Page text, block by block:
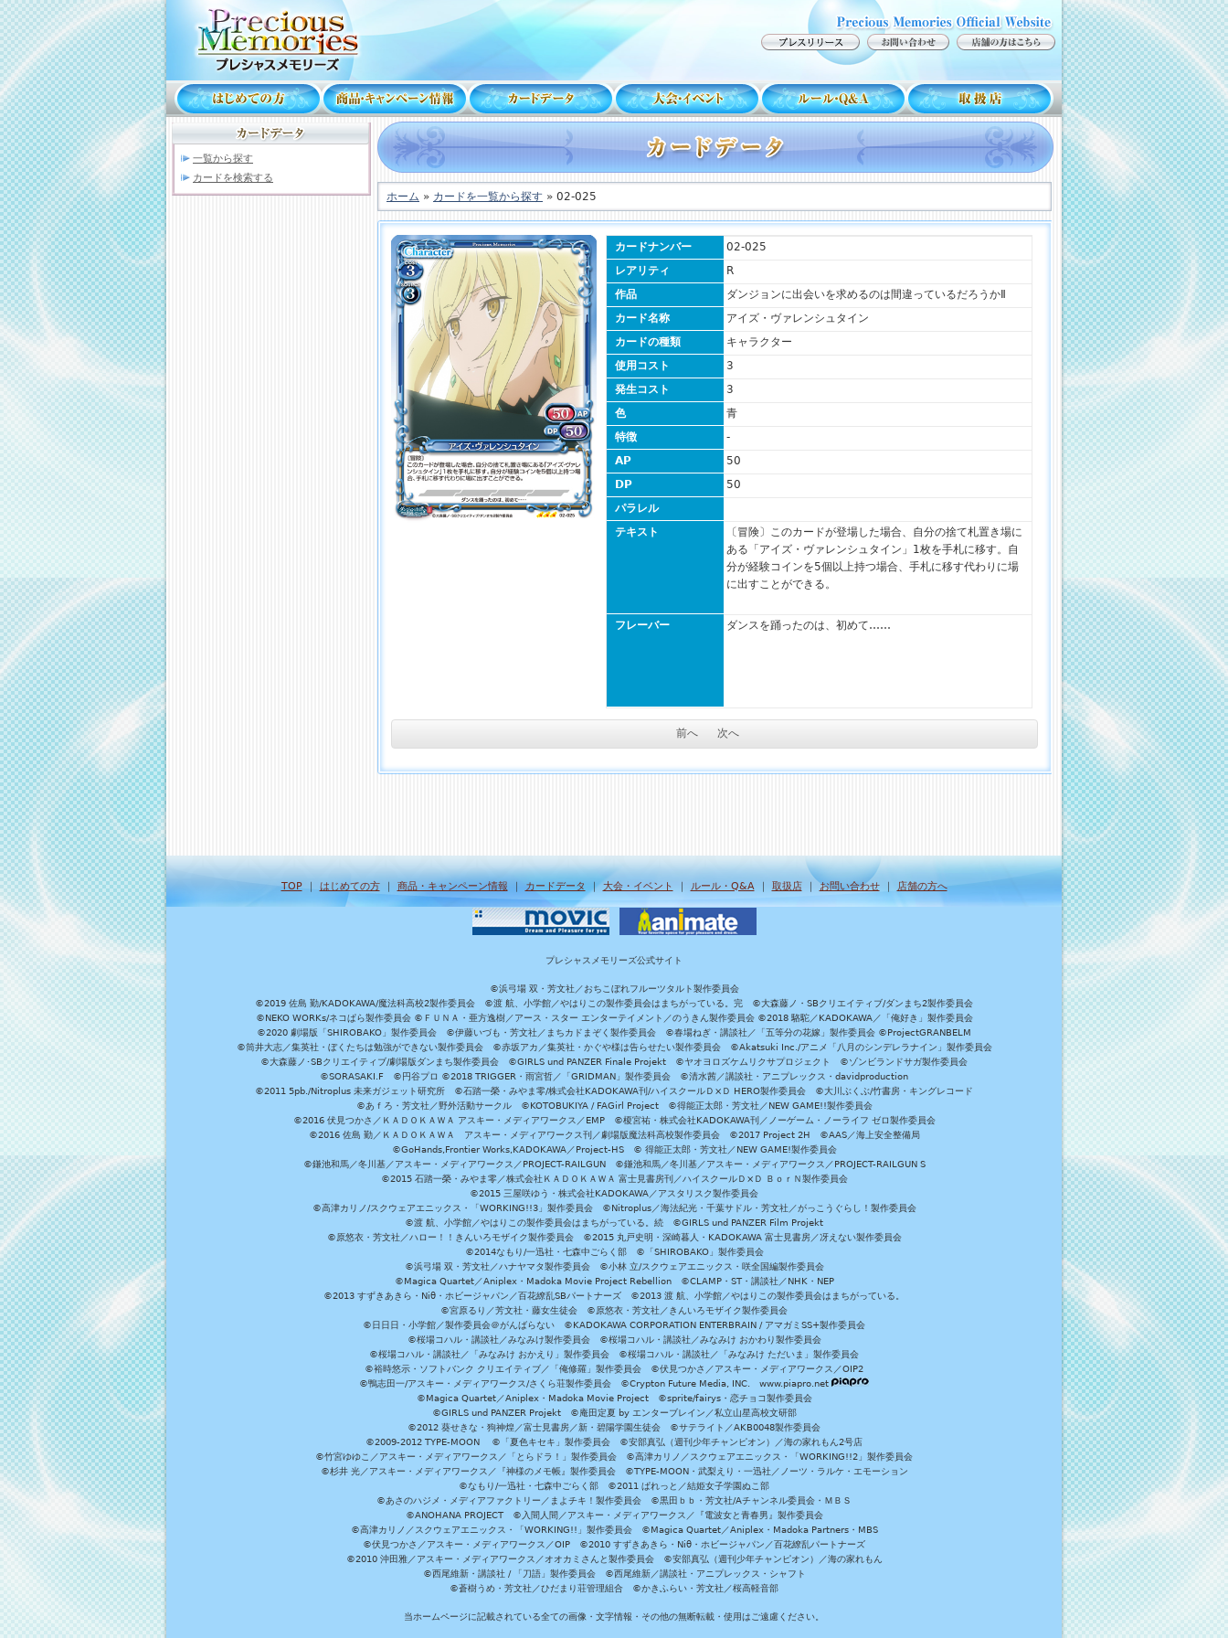
一覧から探す
カードを検索する
ホーム » カードを一覧から探す » 02-025
カードナンバー
02-025
レアリティ
R
作品
ダンジョンに出会いを求めるのは間違っているだろうかⅡ
カード名称
アイズ・ヴァレンシュタイン
カードの種類
キャラクター
使用コスト
3
発生コスト
3
色
青
特徴
-
AP
50
DP
50
パラレル
テキスト
〔冒険〕このカードが登場した場合、自分の捨て札置き場に
ある「アイズ・ヴァレンシュタイン」1枚を手札に移す。自
分が経験コインを5個以上持つ場合、手札に移す代わりに場
に出すことができる。
フレーバー ダンスを踊ったのは、初めて……
前へ 次へ
TOP｜ はじめての方｜ 商品・キャンペーン情報 ｜ カードデータ ｜大会・イベント ｜ ルール・Q&A｜ 取扱店｜お問い合わせ｜ 店舗の方へ
プレシャスメモリーズ公式サイト
©浜弓場 双・芳文社／おちこぼれフルーツタルト製作委員会
©2019 佐島 勤/KADOKAWA/魔法科高校2製作委員会 ©渡 航、小学館／やはりこの製作委員会はまちがっている。完 ©大森藤ノ・SBクリエイティブ/ダンまち2製作委員会
©NEKO WORKs/ネコぱら製作委員会 ©ＦＵＮＡ・亜方逸樹／アース・スター エンターテイメント／のうきん製作委員会 ©2018 駱駝／KADOKAWA／「俺好き」製作委員会
©2020 劇場版「SHIROBAKO」製作委員会 ©伊藤いづも・芳文社／まちカドまぞく製作委員会 ©春場ねぎ・講談社／「五等分の花嫁」製作委員会 ©ProjectGRANBELM
©筒井大志／集英社・ぼくたちは勉強ができない製作委員会 ©赤坂アカ／集英社・かぐや様は告らせたい製作委員会 ©Akatsuki Inc./アニメ「八月のシンデレラナイン」製作委員会
©大森藤ノ･SBクリエイティブ/劇場版ダンまち製作委員会 ©GIRLS und PANZER Finale Projekt ©ヤオヨロズケムリクサプロジェクト ©ゾンビランドサガ製作委員会
©SORASAKI.F ©円谷プロ ©2018 TRIGGER・雨宮哲／「GRIDMAN」製作委員会 ©清水茜／講談社・アニプレックス・davidproduction
©2011 5pb./Nitroplus 未来ガジェット研究所 ©石踏一榮・みやま零/株式会社KADOKAWA刊/ハイスクールＤ×Ｄ HERO製作委員会 ©大川ぶくぶ/竹書房・キングレコード
©あｆろ・芳文社／野外活動サークル ©KOTOBUKIYA / FAGirl Project ©得能正太郎・芳文社／NEW GAME!!製作委員会
©2016 伏見つかさ／ＫＡＤＯＫＡＷＡ アスキー・メディアワークス／EMP ©榎宮祐・株式会社KADOKAWA刊／ノーゲーム・ノーライフ ゼロ製作委員会
©2016 佐島 勤／ＫＡＤＯＫＡＷＡ アスキー・メディアワークス刊／劇場版魔法科高校製作委員会 ©2017 Project 2H ©AAS／海上安全整備局
©GoHands,Frontier Works,KADOKAWA／Project-HS © 得能正太郎・芳文社／NEW GAME!製作委員会
©鎌池和馬／冬川基／アスキー・メディアワークス／PROJECT-RAILGUN ©鎌池和馬／冬川基／アスキー・メディアワークス／PROJECT-RAILGUN S
©2015 石踏一榮・みやま零／株式会社ＫＡＤＯＫＡＷＡ 富士見書房刊／ハイスクールＤ×Ｄ ＢｏｒＮ製作委員会
©2015 三屋咲ゆう・株式会社KADOKAWA／アスタリスク製作委員会
©高津カリノ/スクウェアエニックス・「WORKING!!3」製作委員会 ©Nitroplus／海法紀光・千葉サドル・芳文社／がっこうぐらし！製作委員会
©渡 航、小学館／やはりこの製作委員会はまちがっている。続 ©GIRLS und PANZER Film Projekt
©原悠衣・芳文社／ハロー！！きんいろモザイク製作委員会 ©2015 丸戸史明・深崎暮人・KADOKAWA 富士見書房／冴えない製作委員会
©2014なもり/一迅社・七森中ごらく部 ©「SHIROBAKO」製作委員会
©浜弓場 双・芳文社／ハナヤマタ製作委員会 ©小林 立/スクウェアエニックス・咲全国編製作委員会
©Magica Quartet／Aniplex・Madoka Movie Project Rebellion ©CLAMP・ST・講談社／NHK・NEP
©2013 すずきあきら・Niθ・ホビージャパン／百花繚乱SBパートナーズ ©2013 渡 航、小学館／やはりこの製作委員会はまちがっている。
©宮原るり／芳文社・藤女生徒会 ©原悠衣・芳文社／きんいろモザイク製作委員会
©日日日・小学館／製作委員会＠がんばらない ©KADOKAWA CORPORATION ENTERBRAIN / アマガミSS+製作委員会
©桜場コハル・講談社／みなみけ製作委員会 ©桜場コハル・講談社／みなみけ おかわり製作委員会
©桜場コハル・講談社／「みなみけ おかえり」製作委員会 ©桜場コハル・講談社／「みなみけ ただいま」製作委員会
©裕時悠示・ソフトバンク クリエイティブ／「俺修羅」製作委員会 ©伏見つかさ／アスキー・メディアワークス／OIP2
©鴨志田一/アスキー・メディアワークス/さくら荘製作委員会 ©Crypton Future Media, INC. www.piapro.net
©Magica Quartet／Aniplex・Madoka Movie Project ©sprite/fairys・恋チョコ製作委員会
©GIRLS und PANZER Projekt ©庵田定夏 by エンターブレイン／私立山星高校文研部
©2012 葵せきな・狗神煌／富士見書房／新・碧陽学園生徒会 ©サテライト／AKB0048製作委員会
©2009-2012 TYPE-MOON ©「夏色キセキ」製作委員会 ©安部真弘（週刊少年チャンピオン）／海の家れもん2号店
©竹宮ゆゆこ／アスキー・メディアワークス／「とらドラ！」製作委員会 ©高津カリノ／スクウェアエニックス・「WORKING!!2」製作委員会
©杉井 光／アスキー・メディアワークス／『神様のメモ帳』製作委員会 ©TYPE-MOON・武梨えり・一迅社／ノーツ・ラルケ・エモーション
©なもり/一迅社・七森中ごらく部 ©2011 ぱれっと／結姫女子学園ぬこ部
©あさのハジメ・メディアファクトリー／まよチキ！製作委員会 ©黒田ｂｂ・芳文社/Aチャンネル委員会・ＭＢＳ
©ANOHANA PROJECT ©入間人間／アスキー・メディアワークス／『電波女と青春男』製作委員会
©高津カリノ／スクウェアエニックス・「WORKING!!」製作委員会 ©Magica Quartet／Aniplex・Madoka Partners・MBS
©伏見つかさ／アスキー・メディアワークス／OIP ©2010 すずきあきら・Niθ・ホビージャパン／百花繚乱パートナーズ
©2010 沖田雅／アスキー・メディアワークス／オオカミさんと製作委員会 ©安部真弘（週刊少年チャンピオン）／海の家れもん
©西尾維新・講談社 / 「刀語」製作委員会 ©西尾維新／講談社・アニプレックス・シャフト
©蒼樹うめ・芳文社／ひだまり荘管理組合 ©かきふらい・芳文社／桜高軽音部
当ホームページに記載されている全ての画像・文字情報・その他の無断転載・使用はご遠慮ください。